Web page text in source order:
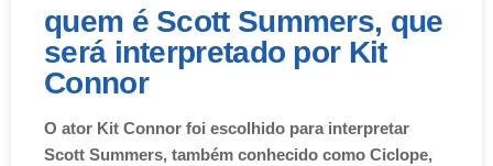
quem é Scott Summers, que
será interpretado por Kit
Connor
O ator Kit Connor foi escolhido para interpretar
Scott Summers, também conhecido como Ciclope,